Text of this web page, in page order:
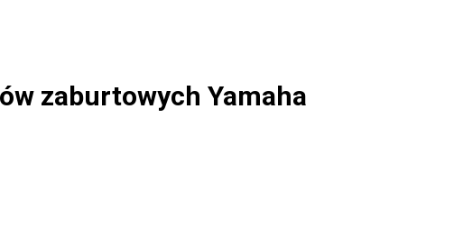
zaburtowych Yamaha